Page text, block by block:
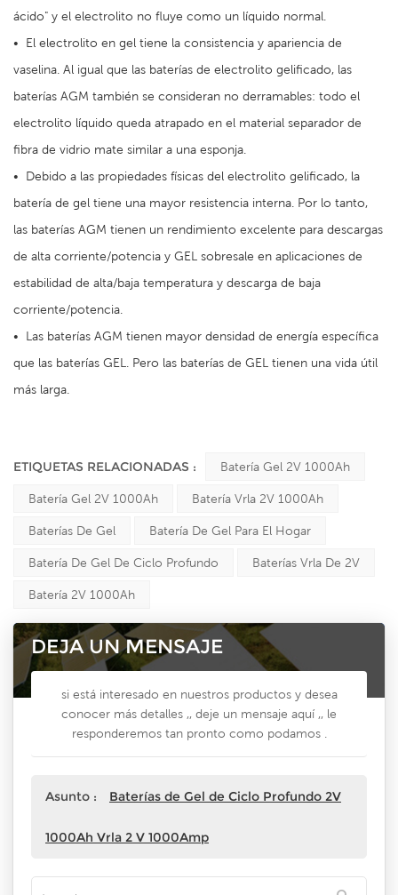
ácido" y el electrolito no fluye como un líquido normal.
•
El electrolito en gel tiene la consistencia y apariencia de
vaselina. Al igual que las baterías de electrolito gelificado, las
baterías AGM también se consideran no derramables: todo el
electrolito líquido queda atrapado en el material separador de
fibra de vidrio mate similar a una esponja.
•
Debido a las propiedades físicas del electrolito gelificado, la
batería de gel tiene una mayor resistencia interna. Por lo tanto,
las baterías AGM tienen un rendimiento excelente para descargas
de alta corriente/potencia y GEL sobresale en aplicaciones de
estabilidad de alta/baja temperatura y descarga de baja
corriente/potencia.
•
Las baterías AGM tienen mayor densidad de energía específica
que las baterías GEL. Pero las baterías de GEL tienen una vida útil
más larga.
ETIQUETAS RELACIONADAS : Batería Gel 2V 1000Ah
Batería Gel 2V 1000Ah Batería Vrla 2V 1000Ah
Baterías De Gel Batería De Gel Para El Hogar
Batería De Gel De Ciclo Profundo Baterías Vrla De 2V
Batería 2V 1000Ah
DEJA UN MENSAJE
si está interesado en nuestros productos y desea
conocer más detalles ,, deje un mensaje aquí ,, le
responderemos tan pronto como podamos .
Asunto : Baterías de Gel de Ciclo Profundo 2V
1000Ah Vrla 2 V 1000Amp